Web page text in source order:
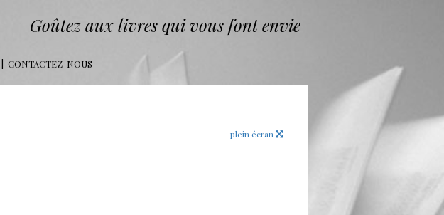
Goûtez aux livres qui vous font envie
CONTACTEZ-NOUS
plein écran